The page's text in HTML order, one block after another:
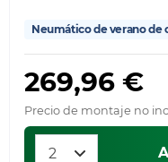
Neumático de verano de
269,96 €
Precio de montaje no